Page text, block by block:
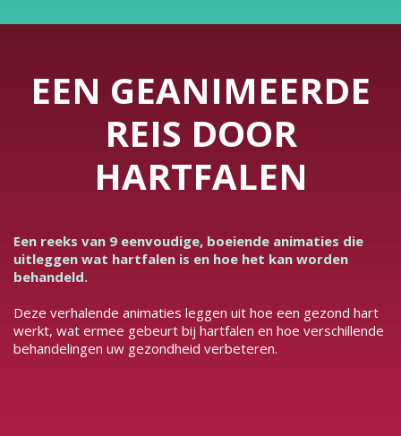
EEN GEANIMEERDE
REIS DOOR
HARTFALEN
Een reeks van 9 eenvoudige, boeiende animaties die
uitleggen wat hartfalen is en hoe het kan worden
behandeld.
Deze verhalende animaties leggen uit hoe een gezond hart
werkt, wat ermee gebeurt bij hartfalen en hoe verschillende
behandelingen uw gezondheid verbeteren.